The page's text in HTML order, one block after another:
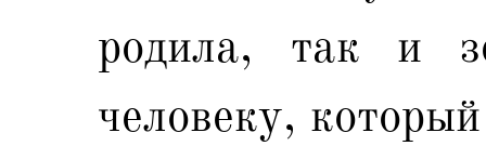
родила, так и
человеку,